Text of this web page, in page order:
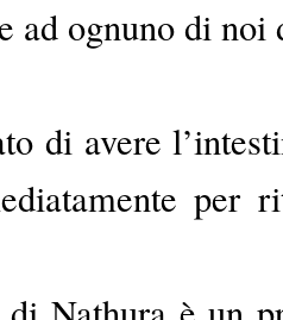
ad ognuno di
di avere
per